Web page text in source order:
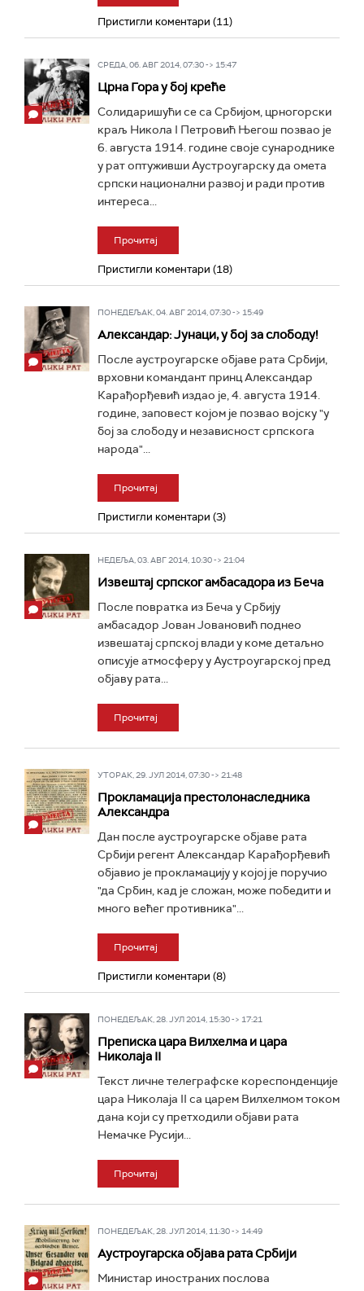
Пристигли коментари (11)
СРЕДА, 06. АВГ 2014, 07:30 -> 15:47
Црна Гора у бој креће
Солидаришући се са Србијом, црногорски
краљ Никола I Петровић Његош позвао је
6. августа 1914. године своје сународнике
у рат оптуживши Аустроугарску да омета
српски национални развој и ради против
интереса...
Прочитај
Пристигли коментари (18)
ПОНЕДЕЉАК, 04. АВГ 2014, 07:30 -> 15:49
Александар: Јунаци, у бој за слободу!
После аустроугарске објаве рата Србији,
врховни командант принц Александар
Карађорђевић издао је, 4. августа 1914.
године, заповест којом је позвао војску "у
бој за слободу и независност српскога
народа"...
Прочитај
Пристигли коментари (3)
НЕДЕЉА, 03. АВГ 2014, 10:30 -> 21:04
Извештај српског амбасадора из Беча
После повратка из Беча у Србију
амбасадор Јован Јовановић поднео
извешатај српској влади у коме детаљно
описује атмосферу у Аустроугарској пред
објаву рата...
Прочитај
УТОРАК, 29. ЈУЛ 2014, 07:30 -> 21:48
Прокламација престолонаследника
Александра
Дан после аустроугарске објаве рата
Србији регент Александар Карађорђевић
објавио је прокламацију у којој је поручио
"да Србин, кад је сложан, може победити и
много већег противника"...
Прочитај
Пристигли коментари (8)
ПОНЕДЕЉАК, 28. ЈУЛ 2014, 15:30 -> 17:21
Преписка цара Вилхелма и цара
Николаја II
Текст личне телеграфске кореспонденције
цара Николаја II са царем Вилхелмом током
дана који су претходили објави рата
Немачке Русији...
Прочитај
ПОНЕДЕЉАК, 28. ЈУЛ 2014, 11:30 -> 14:49
Аустроугарска објава рата Србији
Министар иностраних послова